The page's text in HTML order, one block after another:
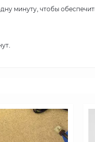
минуту, чтобы